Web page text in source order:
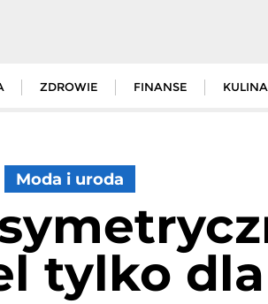
ZDROWIE FINANSE
Moda i uroda
tylko